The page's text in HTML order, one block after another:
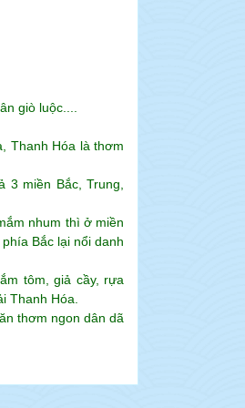
giò luộc....
Thanh Hóa là thơm
miền Bắc, Trung,
nhum thì ở miền
Bắc lại nổi danh
tôm, giả cầy, rựa
Thanh Hóa.
thơm ngon dân dã